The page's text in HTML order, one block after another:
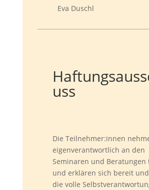
Eva Duschl
uss
Die Teilnehmer:innen
eigenverantwortlich an den
Seminaren und Beratungen
und erklären sich bereit
die volle